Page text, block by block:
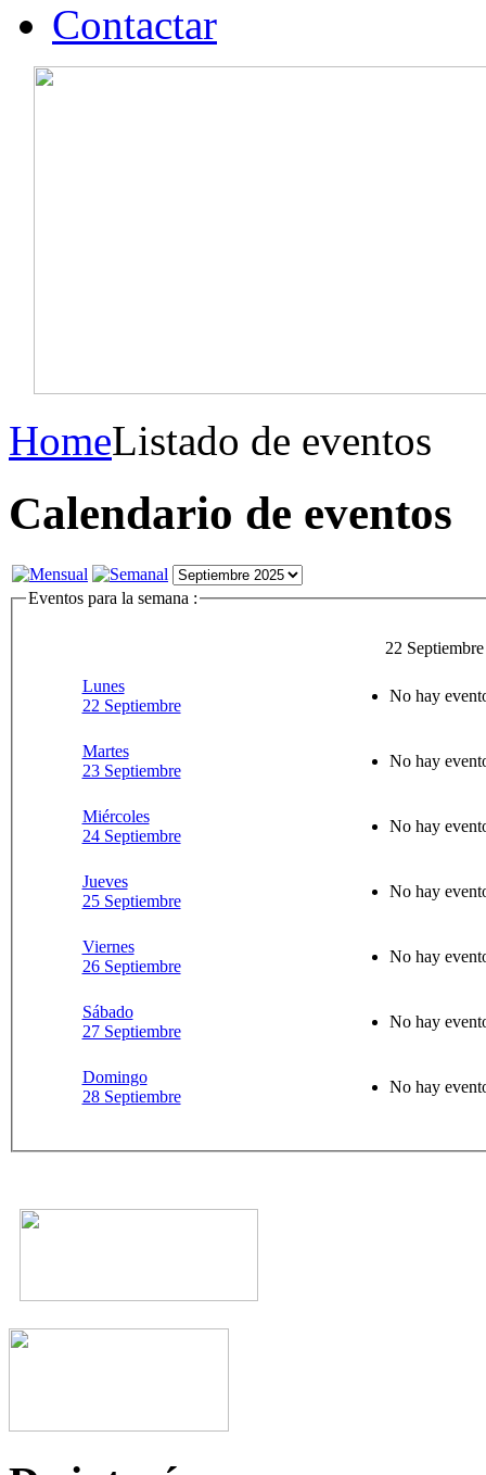
Contactar
HomeListado de eventos
Calendario de eventos
Eventos para la semana :
22
Lunes
22 Septiembre
No hay
Martes
23 Septiembre
No hay
Miércoles
24 Septiembre
No hay
Jueves
25 Septiembre
No hay
Viernes
26 Septiembre
No hay
Sábado
27 Septiembre
No hay
Domingo
28 Septiembre
No hay